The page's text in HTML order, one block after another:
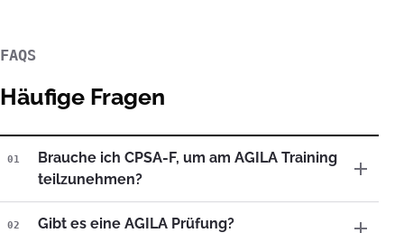
FAQS
Häufige Fragen
01
Brauche ich CPSA-F, um am AGILA Training
teilzunehmen?
02 Gibt es eine AGILA Prüfung?